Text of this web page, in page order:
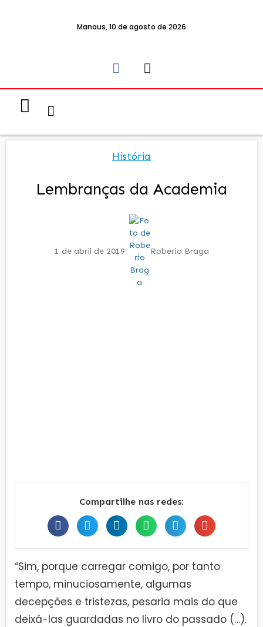
Manaus, 10 de agosto de 2026
História
Lembranças da Academia
1 de abril de 2019 Roberio Braga
Compartilhe nas redes:
“Sim, porque carregar comigo, por tanto
tempo, minuciosamente, algumas
decepções e tristezas, pesaria mais do que
deixá-las guardadas no livro do passado (…).